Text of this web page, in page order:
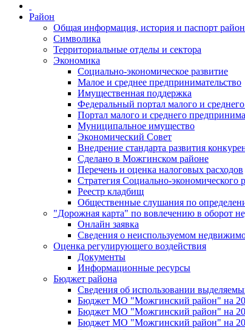
Район
Общая информация, история и паспорт
Символика
Территориальные отделы и сектора
Экономика
Социально-экономическое развитие
Малое и среднее предпринимательство
Имущественная поддержка
Федеральный портал малого и
Портал малого и среднего
Муниципальное имущество
Экономический Совет
Внедрение стандарта развития
Сделано в Можгинском районе
Перечень и оценка налоговых расходов
Стратегия Социально-экономического
Реестр кладбищ
Общественные слушания по
"Дорожная карта" по вовлечению в оборот
Онлайн заявка
Сведения о неиспользуемом
Оценка регулирующего воздействия
Документы
Информационные ресурсы
Бюджет района
Сведения об использовании
Бюджет МО "Можгинский район" на
Бюджет МО "Можгинский район" на
Бюджет МО "Можгинский район" на